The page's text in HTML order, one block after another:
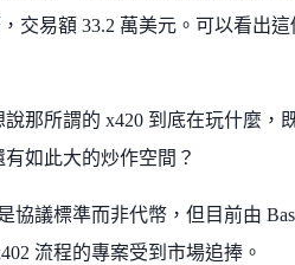
交易額 33.2 萬美元。可以看出這
那所謂的 x420 到底在玩什麼，
如此大的炒作空間？
協議標準而非代幣，但目前由
流程的專案受到市場追捧。